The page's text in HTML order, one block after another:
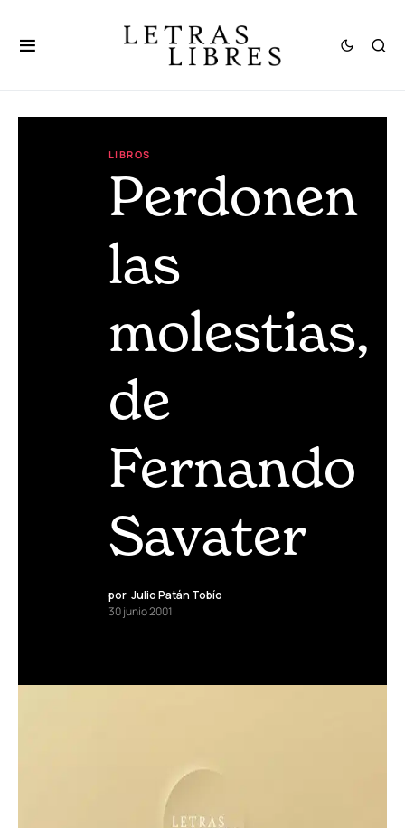
LIBROS
Perdonen
las
molestias,
de
Fernando
Savater
por Julio Patán Tobío
30 junio 2001